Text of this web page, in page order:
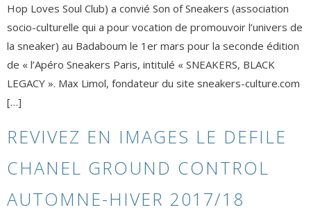
Hop Loves Soul Club) a convié Son of Sneakers (association
socio-culturelle qui a pour vocation de promouvoir l’univers de
la sneaker) au Badaboum le 1er mars pour la seconde édition
de « l’Apéro Sneakers Paris, intitulé « SNEAKERS, BLACK
LEGACY ». Max Limol, fondateur du site sneakers-culture.com
[…]
REVIVEZ EN IMAGES LE DEFILE
CHANEL GROUND CONTROL
AUTOMNE-HIVER 2017/18